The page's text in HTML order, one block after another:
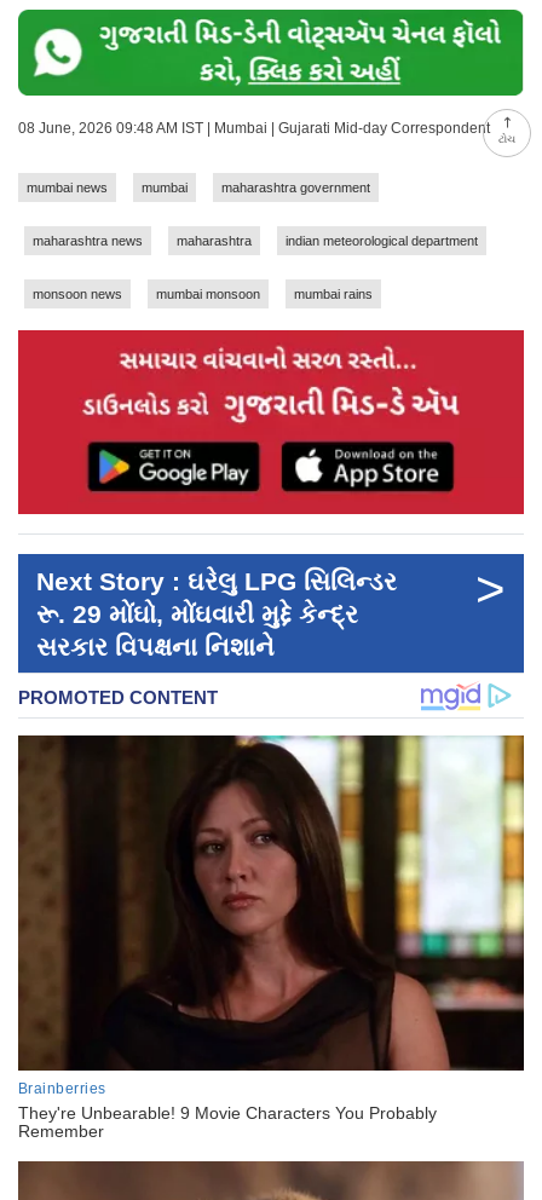
ટોચ
08 June, 2026 09:48 AM IST | Mumbai | Gujarati Mid-day Correspondent
mumbai news mumbai maharashtra government
maharashtra news maharashtra indian meteorological department
monsoon news mumbai monsoon mumbai rains
Next Story : ઘરેલુ LPG સિલિન્ડર
રૂ. 29 મોંઘો, મોંઘવારી મુદ્દે કેન્દ્ર
સરકાર વિપક્ષના નિશાને
>